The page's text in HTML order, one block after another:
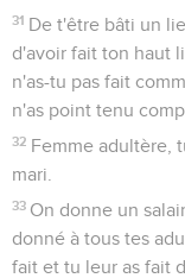
31 De t'être bâti un
d'avoir fait ton haut
n'as-tu pas fait
n'as point tenu
32 Femme adultère,
mari.
33 On donne un
donné à tous tes
fait et tu leur as fait